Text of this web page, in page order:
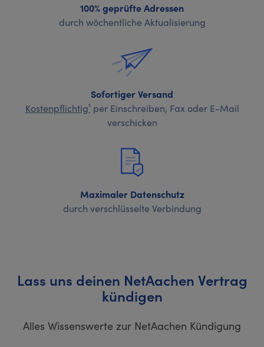
100% geprüfte Adressen
durch wöchentliche Aktualisierung
Sofortiger Versand
Kostenpflichtig¹ per Einschreiben, Fax oder E-Mail
verschicken
Maximaler Datenschutz
durch verschlüsselte Verbindung
Lass uns deinen NetAachen Vertrag
kündigen
Alles Wissenswerte zur NetAachen Kündigung